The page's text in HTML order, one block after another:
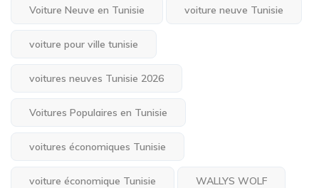
Voiture Neuve en Tunisie voiture neuve Tunisie
voiture pour ville tunisie
voitures neuves Tunisie 2026
Voitures Populaires en Tunisie
voitures économiques Tunisie
voiture économique Tunisie WALLYS WOLF